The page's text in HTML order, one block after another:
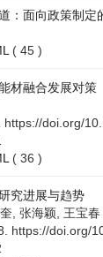
：面向政策制定
( 45 )
材融合发展对策
https://doi.org/
( 36 )
究进展与趋势
, 张海颖, 王宝春
https://doi.org/